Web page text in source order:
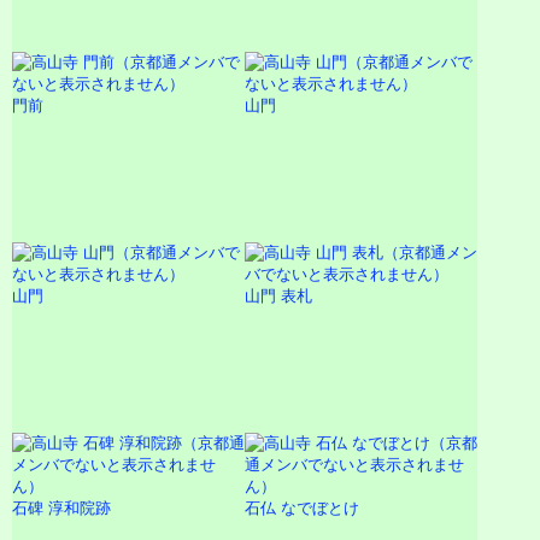
門前 山門
山門 山門 表札
石碑 淳和院跡 石仏 なでぼとけ